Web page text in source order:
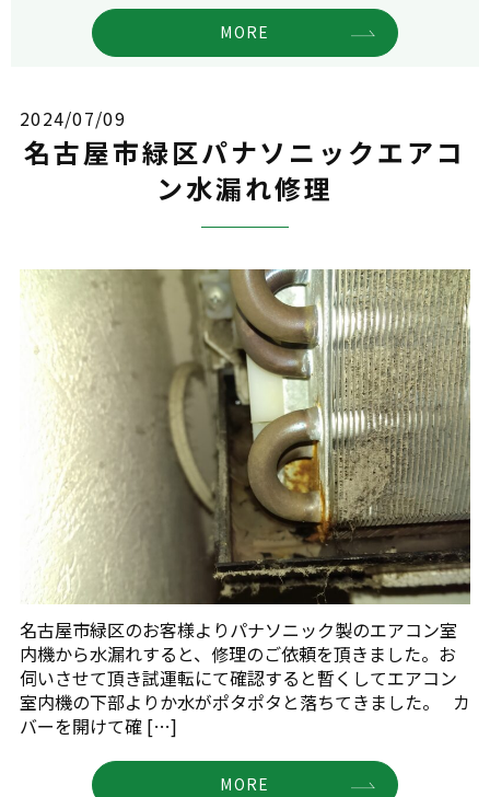
MORE
2024/07/09
名古屋市緑区パナソニックエアコ
ン水漏れ修理
名古屋市緑区のお客様よりパナソニック製のエアコン室
内機から水漏れすると、修理のご依頼を頂きました。お
伺いさせて頂き試運転にて確認すると暫くしてエアコン
室内機の下部よりか水がポタポタと落ちてきました。 カ
バーを開けて確 […]
MORE